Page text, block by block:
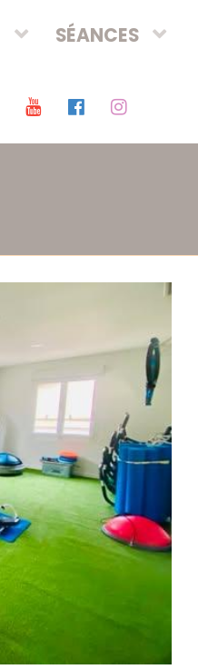
SÉANCES